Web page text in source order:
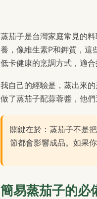
蒸茄子是台灣家庭常見的
養，像維生素P和鉀質，這
低卡健康的烹調方式，適合
我自己的經驗是，蒸出來
做了蒸茄子配蒜蓉醬，他
關鍵在於：蒸茄子不是
節都會影響成品。如果
簡易蒸茄子的必